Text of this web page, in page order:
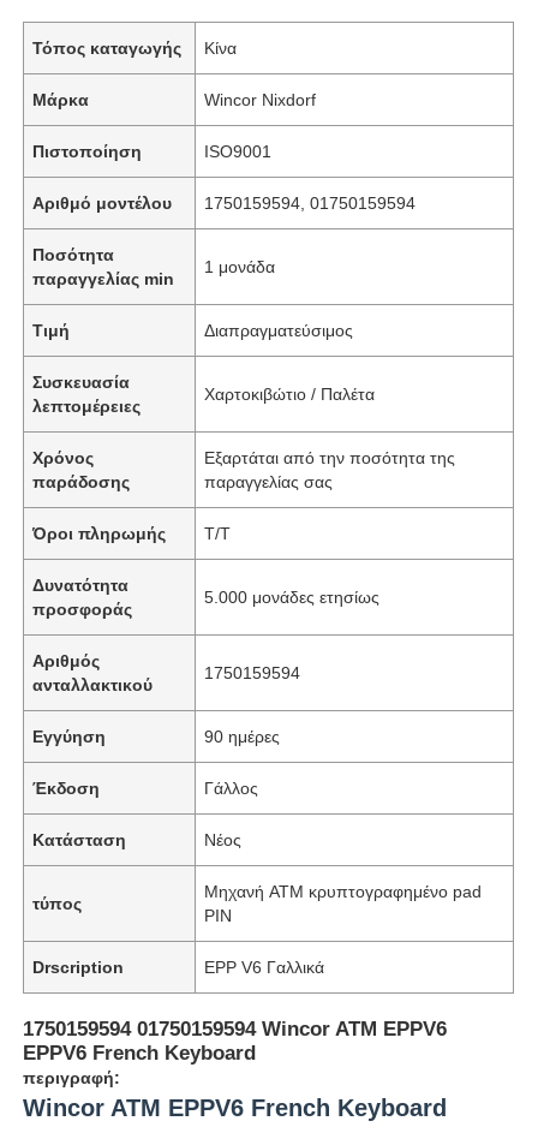
Τόπος καταγωγής Κίνα
Μάρκα Wincor Nixdorf
Πιστοποίηση ISO9001
Αριθμό μοντέλου 1750159594, 01750159594
Ποσότητα
παραγγελίας min
1 μονάδα
Τιμή Διαπραγματεύσιμος
Συσκευασία
λεπτομέρειες
Χαρτοκιβώτιο / Παλέτα
Χρόνος
παράδοσης
Εξαρτάται από την ποσότητα της
παραγγελίας σας
Όροι πληρωμής T/T
Δυνατότητα
προσφοράς
5.000 μονάδες ετησίως
Αριθμός
ανταλλακτικού
1750159594
Εγγύηση 90 ημέρες
Έκδοση Γάλλος
Κατάσταση Νέος
τύπος
Μηχανή ATM κρυπτογραφημένο pad
PIN
Drscription EPP V6 Γαλλικά
1750159594 01750159594 Wincor ATM EPPV6
EPPV6 French Keyboard
περιγραφή:
Wincor ATM EPPV6 French Keyboard